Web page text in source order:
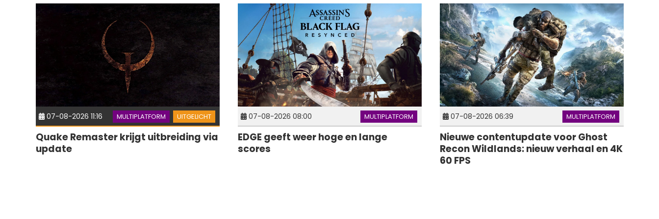
07-08-2026 11:16 MULTIPLATFORM UITGELICHT
Quake Remaster krijgt uitbreiding via
update
07-08-2026 08:00 MULTIPLATFORM
EDGE geeft weer hoge en lange
scores
07-08-2026 06:39 MULTIPLATFORM
Nieuwe contentupdate voor Ghost
Recon Wildlands: nieuw verhaal en 4K
60 FPS